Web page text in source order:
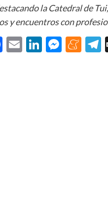
la Catedral de
y encuentros con
Facebook
EmailLinkedIn